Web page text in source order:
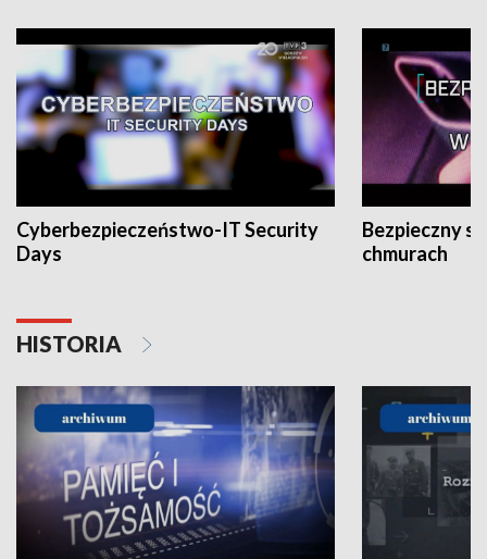
Cyberbezpieczeństwo-IT Security
Days
Bezpieczny
chmurach
HISTORIA